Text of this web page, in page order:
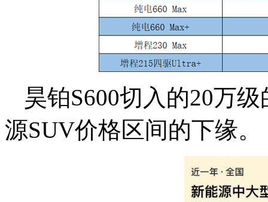
昊铂S600切入的20万
源SUV价格区间的下缘。